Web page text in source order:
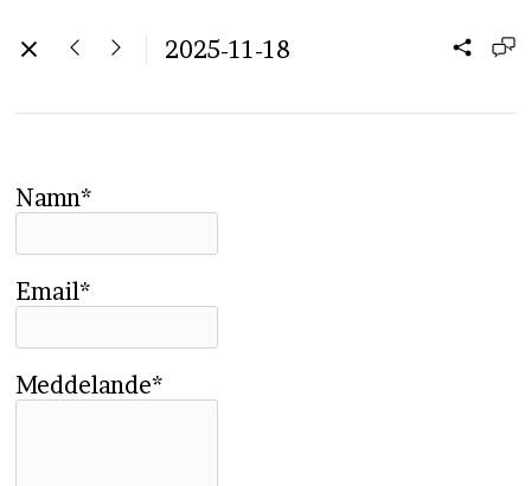
2025-11-18
Namn*
Email*
Meddelande*